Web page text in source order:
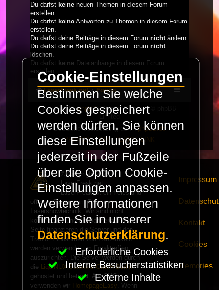
Du darfst keine neuen Themen in diesem Forum
erstellen.
Du darfst keine Antworten zu Themen in diesem Forum
erstellen.
Du darfst deine Beiträge in diesem Forum nicht ändern.
Du darfst deine Beiträge in diesem Forum nicht
löschen.
Du darfst keine Dateianhänge in diesem Forum
erstellen.
LaserFreak.net Forum
Powered byphpBB® Forum Software © phpBB
Limited
Deutsche Übersetzung durchphpBB.de
PRIVACY_LINK | TERMS_LINK
© Copyright 2025 -
LaserFreak.net
LaserFreak ist ein freies und
offenes Forum zum Thema
Lasershowtechnik. Wir sind nicht
kommerziell und die Banner auf dieser
Seite finanzieren die Server und den
Traffic. Einnahmen von Fan Artikeln
werden verwendet um Freaktreffen
auszurichten. Die Server werden durch
die
LiquiNUX Software GmbH Berlin
gehostet und betreut. Als CMS
verwenden wir HomepageEasy . Wenn
Impressum
Kontakt
Cookies
Memories
Cookie-Einstellungen
Bestimmen Sie welche
Cookies gespeichert
werden dürfen. Sie können
diese Einstellungen
jederzeit in der Fußzeile
über die Option Cookie-
Einstellungen anpassen.
Weitere Informationen
finden Sie in unserer
Datenschutzerklärung.
Erforderliche Cookies
Interne Besucherstatistiken
Externe Inhalte